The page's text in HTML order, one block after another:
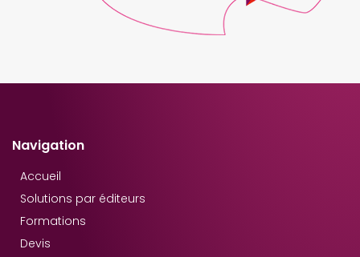
Navigation
Accueil
Solutions par éditeurs
Formations
Devis